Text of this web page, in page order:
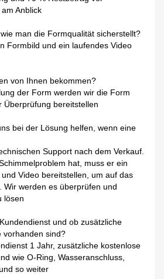
Anblick
man die Formqualität sicherstellt?
Formbild und ein laufendes Video
von Ihnen bekommen?
der Form werden wir die Form
Überprüfung bereitstellen
bei der Lösung helfen, wenn eine
Support nach dem Verkauf.
hat, muss er ein
Video bereitstellen, um auf das
Wir werden es überprüfen und
lösen
und ob zusätzliche
vorhanden sind?
1 Jahr, zusätzliche kostenlose
wie O-Ring, Wasseranschluss,
so weiter